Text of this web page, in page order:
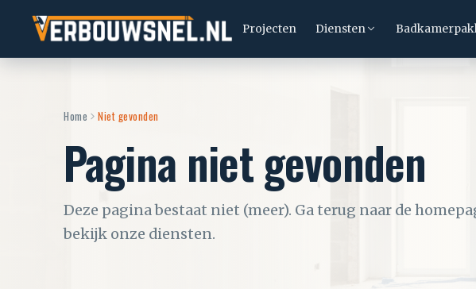
Projecten Diensten
Home Niet gevonden
Pagina niet gevonden
Deze pagina bestaat niet (meer). Ga terug naar de
bekijk onze diensten.